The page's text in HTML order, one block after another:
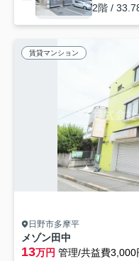
2階 /
賃貸マンション
日野市多摩平
メゾン田中
13万円 管理/共益費3,000